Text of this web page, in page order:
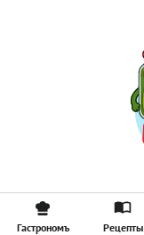
Гастрономъ Рецепты